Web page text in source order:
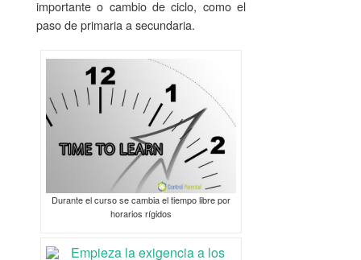
importante o cambio de ciclo, como el
paso de primaria a secundaria.
Durante el curso se cambia el tiempo libre por
horarios rígidos